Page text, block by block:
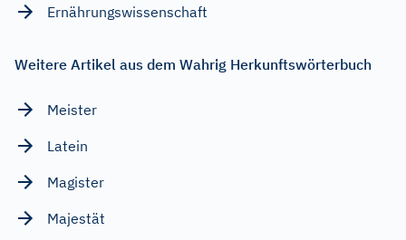
Ernährungswissenschaft
Weitere Artikel aus dem Wahrig Herkunftswörterbuch
Meister
Latein
Magister
Majestät